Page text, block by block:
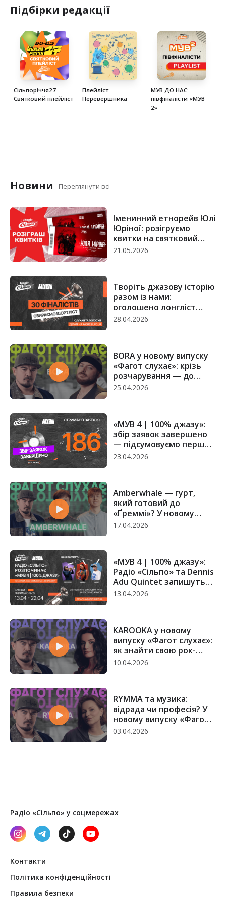
Тоді читай умови та подавай заявку за посиланням у
Створюй. Експериментуй. Імпровізуй.
МУВ ДО НАС!
Підбірки редакції
Сільпоріччя27.
Святковий плейліст
Плейліст
Перевершника
МУВ ДО НАС:
півфіналісти «МУВ
2»
Новини Переглянути всі
Іменинний етнорейв Юлі
Юріної: розігруємо
квитки на святковий
концерт
21.05.2026
Творіть джазову історію
разом із нами:
оголошено лонгліст
«МУВ 4 | 100% джазу»
28.04.2026
BORA у новому випуску
«Фагот слухає»: крізь
розчарування — до
мети
25.04.2026
«МУВ 4 | 100% джазу»:
збір заявок завершено
— підсумовуємо перший
етап
23.04.2026
Amberwhale — гурт,
який готовий до
«Ґреммі»? У новому
випуску «Фагот слухає»
17.04.2026
«МУВ 4 | 100% джазу»:
Радіо «Сільпо» та Dennis
Adu Quintet запишуть
спільний альбом із
13.04.2026
KAROOKA у новому
випуску «Фагот слухає»:
як знайти свою рок-
фішку
10.04.2026
RYMMA та музика:
відрада чи професія? У
новому випуску «Фагот
слухає»
03.04.2026
Радіо «Сільпо» у соцмережах
Контакти
Політика конфіденційності
Правила безпеки